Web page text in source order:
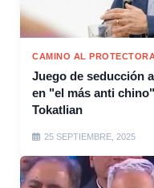
CAMINO AL
Juego de seducción
en "el más anti
Tokatlian
25 SEPTIEMBRE, 2025